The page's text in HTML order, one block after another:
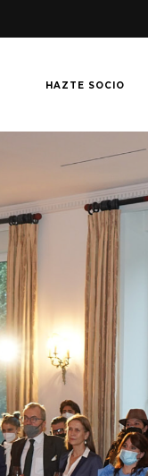
HAZTE SOCIO